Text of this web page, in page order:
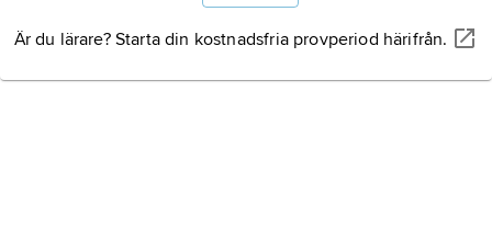
Är du lärare? Starta din kostnadsfria provperiod härifrån.